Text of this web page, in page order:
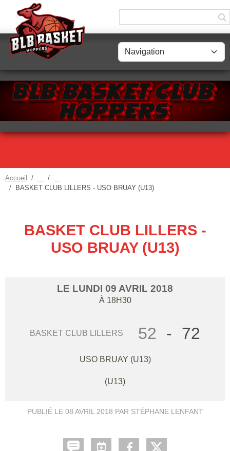
Accueil
BASKET CLUB LILLERS - USO BRUAY (U13)
BASKET CLUB LILLERS -
USO BRUAY (U13)
LE LUNDI 09 AVRIL 2018
À 18H30
BASKET CLUB LILLERS 52 - 72
USO BRUAY (U13)
(U13)
PUBLIÉ LE 08 AVRIL 2018 PAR STÉPHANE LENFANT
Panneau de gestion des cookies